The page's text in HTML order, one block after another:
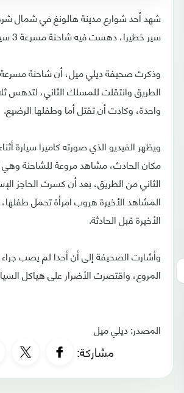
شهد أحد شوارع مدينة هالونغ في شمال
سير خطيرا، دهست فيه شاحنة مسرعة 3 سيارات.
وذكرت صحيفة ديلي ميل، أن شاحنة
الطريق وانتقلت للمسلك الثاني، لتدهس
واحدة، وكادت أن تقتل أما وطفلها الرضيع.
ويظهر الفيديو الذي صورته كاميرا سيارة
مكان الحادث، مشاهد مروعة للشاحنة
الثاني من الطريق، بعد أن كسرت الحاجز
المشاهد الأخيرة هروب امرأة تحمل
الأخيرة قبل الحادثة.
وأشارت الصحيفة إلى أن أحدا لم يصب
المروع، واقتصرت الأضرار على هياكل
المصدر: ديلي ميل
مشاركة: